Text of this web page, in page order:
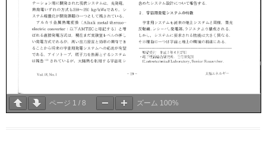
ページ 1 / 8 ズーム 100%